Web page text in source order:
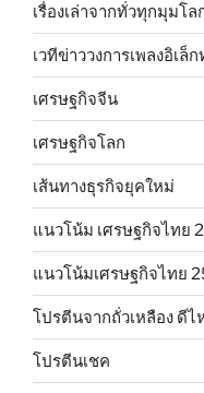
เรื่องเล่าจากทั่วทุกมุมโล
เวทีข่าววงการเพลงอิเล็
เศรษฐกิจจีน
เศรษฐกิจโลก
เส้นทางธุรกิจยุคใหม่
แนวโน้ม เศรษฐกิจไทย
แนวโน้มเศรษฐกิจไทย
โปรตีนจากถั่วเหลือง ดีไ
โปรตีนเชค